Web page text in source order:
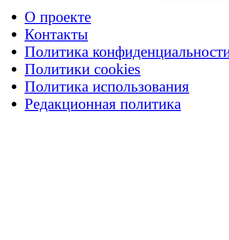
О проекте
Контакты
Политика
Политики cookies
Политика использования
Редакционная политика